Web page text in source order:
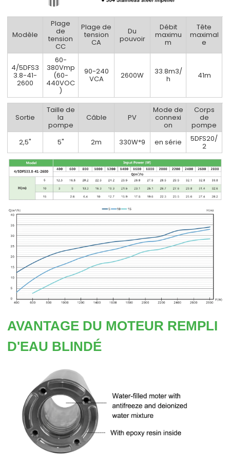
Modèle
Plage
de
tension
CC
Plage de
tension
CA
Du
pouvoir
Débit
maximu
m
Tête
maximal
e
4/5DFS3
3.8-41-
2600
60-
380Vmp
(60-
440VOC
)
90-240
VCA 2600W 33.8m3/
h 41m
Sortie
Taille de
la
pompe
Câble PV
Mode de
connexi
on
Corps
de
pompe
2,5"
5" 2m 330W*9 en série 5DFS20/
2
AVANTAGE DU MOTEUR REMPLI
D'EAU BLINDÉ